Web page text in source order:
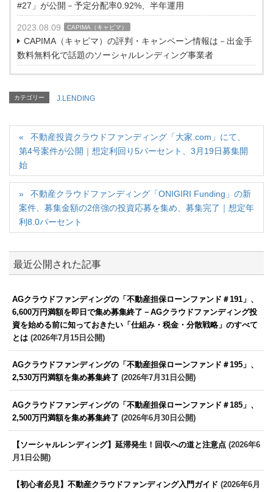
#27」が公開－予定分配率0.92%、半年運用
2023.08.09 CAPIMA（キャピマ）
CAPIMA（キャピマ）の評判・キャンペーン情報は－出金手
数料無料化で話題のソーシャルレンディング事業者
カテゴリー J.LENDING
不動産投資クラウドファンディング「大家.com」にて、
第4号案件が公開｜想定利回り5パーセント、3月19日募集開
始
不動産クラウドファンディング「ONIGIRI Funding」の新
案件、募集金額の2倍強の投資応募を集め、募集完了｜想定年
利8.0パーセント
最近公開された記事
AGクラウドファンディングの「不動産担保ローンファンド＃191」、
6,600万円満額を即日で集め募集終了－AGクラウドファンディング投
資を始める前に知っておきたい「仕組み・税金・分散戦略」のすべて
とは (2026年7月15日公開)
AGクラウドファンディングの「不動産担保ローンファンド＃195」、
2,530万円満額を集め募集終了 (2026年7月31日公開)
AGクラウドファンディングの「不動産担保ローンファンド＃185」、
2,500万円満額を集め募集終了 (2026年6月30日公開)
【ソーシャルレンディング】延滞発生！回収への道と注意点 (2026年6
月1日公開)
【初心者必見】不動産クラウドファンディング入門ガイド (2026年6月